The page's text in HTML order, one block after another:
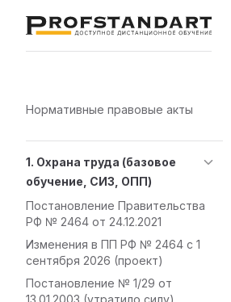
Skip to content
Нормативные правовые акты
1. Охрана труда (базовое
обучение, СИЗ, ОПП)
Постановление Правительства
РФ № 2464 от 24.12.2021
Изменения в ПП РФ № 2464 с 1
сентября 2026 (проект)
Постановление № 1/29 от
13.01.2003 (утратило силу)